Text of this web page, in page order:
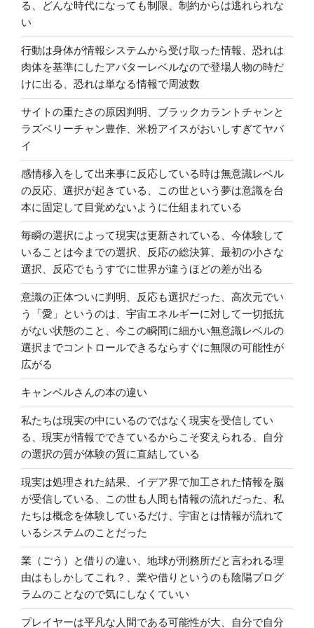
る、どんな時代になっても制限、制約からは逃れられな
い
行動は身体が情報システムから受け取った情報、恐れは
肉体を基準にしたアバターレベルなので登場人物の時だ
けに出る、恐れは単なる情報で周波数
サイトの重たさの原因判明、ブラックカラントチャンと
ラズベリーチャン豊作、米粉アイスがおいしすぎてヤバ
イ
感情移入をして出来事に反応している時は無意識レベル
の反応、選択が起きている、この世という夢は意識を台
本に固定して目覚めないように仕組まれている
毎瞬の選択によって現実は更新されている、今体験して
いることは今までの選択、反応の総決算、最初の小さな
選択、反応でもうすでに世界が違うほどの差が出る
意識の正体ついに判明、反応も選択だった、高次元でい
う「愛」というのは、宇宙エネルギーに対して一切抵抗
がない状態のこと、今この瞬間に細かい無意識レベルの
選択までコントロールできるならすぐに無限の可能性が
広がる
キャンベルさんの本の違い
私たちは現実の中にいるのではなく現実を受信してい
る、現実が情報でできているからこそ変えられる、自分
の選択の質が体験の質に直結している
現実は処理された結果、イデア界で加工された情報を脳
が受信している、この世も人間も情報の流れだった、私
たちは概念を体験しているだけ、宇宙とは情報が流れて
いるシステムのことだった
業（ごう）と借りの違い、地球が刑務所だと言われる理
由はもしかしてこれ？、業や借りというのも陰陽プログ
ラムのことなので気にしなくていい
プレイヤーは平凡な人間である可能性が大、自分で自分